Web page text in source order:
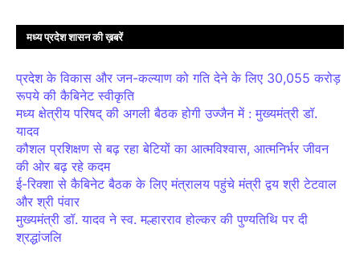
मध्य प्रदेश शासन की ख़बरें
प्रदेश के विकास और जन-कल्याण को गति देने के लिए 30,055 करोड़
रूपये की कैबिनेट स्वीकृति
मध्य क्षेत्रीय परिषद् की अगली बैठक होगी उज्जैन में : मुख्यमंत्री डॉ.
यादव
कौशल प्रशिक्षण से बढ़ रहा बेटियों का आत्मविश्वास, आत्मनिर्भर जीवन
की ओर बढ़ रहे कदम
ई-रिक्शा से कैबिनेट बैठक के लिए मंत्रालय पहुंचे मंत्री द्वय श्री टेटवाल
और श्री पंवार
मुख्यमंत्री डॉ. यादव ने स्व. मल्हारराव होल्कर की पुण्यतिथि पर दी
श्रद्धांजलि